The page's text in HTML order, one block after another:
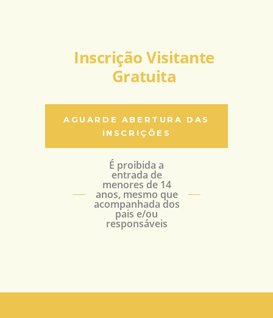
Inscrição Visitante
Gratuita
AGUARDE ABERTURA DAS
INSCRIÇÕES
É proibida a
entrada de
menores de 14
anos, mesmo que
acompanhada dos
pais e/ou
responsáveis